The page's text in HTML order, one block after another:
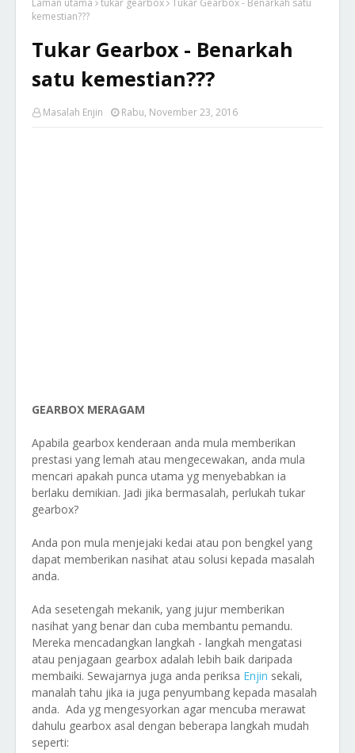
Laman utama tukar gearbox Tukar Gearbox - Benarkah satu
kemestian???
Tukar Gearbox - Benarkah
satu kemestian???
Masalah Enjin Rabu, November 23, 2016
GEARBOX MERAGAM
Apabila gearbox kenderaan anda mula memberikan
prestasi yang lemah atau mengecewakan, anda mula
mencari apakah punca utama yg menyebabkan ia
berlaku demikian. Jadi jika bermasalah, perlukah tukar
gearbox?
Anda pon mula menjejaki kedai atau pon bengkel yang
dapat memberikan nasihat atau solusi kepada masalah
anda.
Ada sesetengah mekanik, yang jujur memberikan
nasihat yang benar dan cuba membantu pemandu.
Mereka mencadangkan langkah - langkah mengatasi
atau penjagaan gearbox adalah lebih baik daripada
membaiki. Sewajarnya juga anda periksa Enjin sekali,
manalah tahu jika ia juga penyumbang kepada masalah
anda. Ada yg mengesyorkan agar mencuba merawat
dahulu gearbox asal dengan beberapa langkah mudah
seperti: